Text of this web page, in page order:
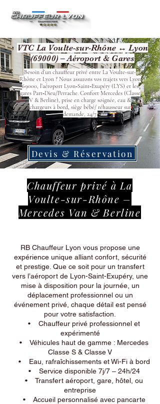
VTC La Voulte-sur-Rhône ↔ Lyon
(69000) – Aéroport & Gares
Besoin d’un chauffeur privé entre La Voulte-sur-
Rhône et Lyon ? Nous assurons vos trajets vers Lyon
69000, l’aéroport Lyon‑Saint‑Exupéry (LYS) et les
gares Part‑Dieu/Perrache. Confort Mercedes (Classe
V & Berline), prise en charge soignée, eau &
chargeurs à bord, siège bébé/ réhausseur sur
demande, 24/7.
Devis & Réservation
Chauffeur privé à La
Voulte-sur-Rhône –
Mercedes Van & Berline
RB Chauffeur Lyon vous propose une
expérience unique alliant confort, sécurité
et prestige. Que ce soit pour un transfert
vers l’aéroport de Lyon-Saint-Exupéry, une
mise à disposition pour la journée, un
déplacement professionnel ou un
événement privé, chaque détail est pensé
pour votre satisfaction.
• Chauffeur privé professionnel et
expérimenté
• Véhicules haut de gamme : Mercedes
Classe S & Classe V
• Eau, rafraîchissements et Wi-Fi à bord
• Service disponible 7j/7 – 24h/24
• Transfert aéroport, gare, hôtel, ou
entreprise
• Accueil personnalisé avec pancarte